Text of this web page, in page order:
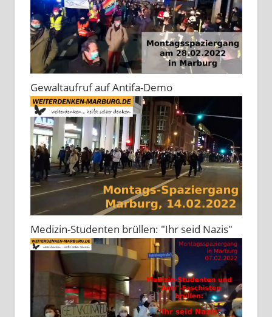
Gewaltaufruf auf Antifa-Demo
Medizin-Studenten brüllen: "Ihr seid Nazis"